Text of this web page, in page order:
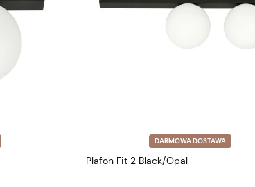
DARMOWA DOSTAWA
Plafon Fit 2 Black/Opal